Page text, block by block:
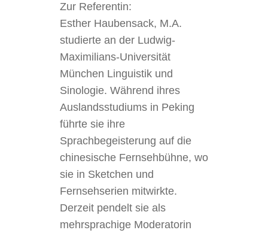
Zur Referentin:
Esther Haubensack, M.A.
studierte an der Ludwig-
Maximilians-Universität
München Linguistik und
Sinologie. Während ihres
Auslandsstudiums in Peking
führte sie ihre
Sprachbegeisterung auf die
chinesische Fernsehbühne, wo
sie in Sketchen und
Fernsehserien mitwirkte.
Derzeit pendelt sie als
mehrsprachige Moderatorin